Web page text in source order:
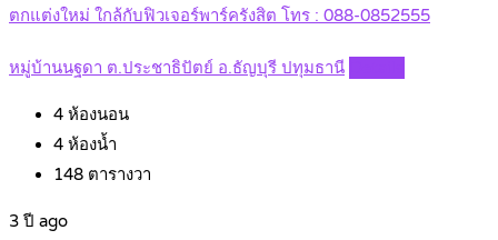
ตกแต่งใหม่ ใกล้กับฟิวเจอร์พาร์ครังสิต โทร : 088-0852555
หมู่บ้านนฐดา ต.ประชาธิปัตย์ อ.ธัญบุรี ปทุมธานี
4 ห้องนอน
4 ห้องน้ำ
148 ตารางวา
3 ปี ago